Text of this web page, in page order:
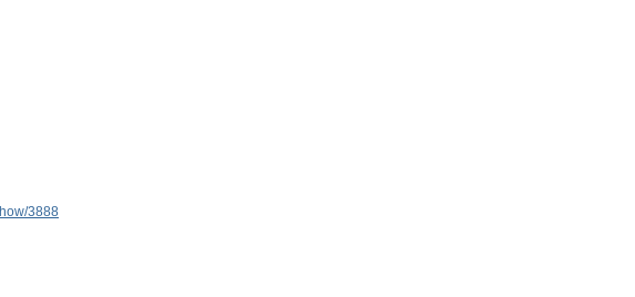
3888